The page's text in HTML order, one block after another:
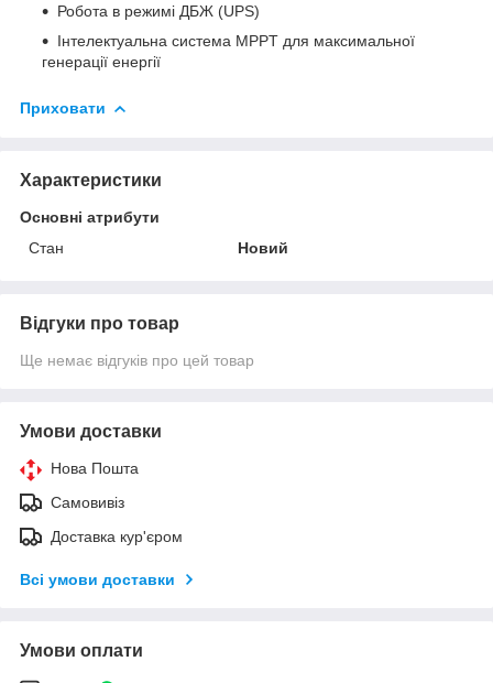
Робота в режимі ДБЖ (UPS)
Інтелектуальна система MPPT для максимальної
генерації енергії
Приховати
Характеристики
Основні атрибути
Стан
Новий
Відгуки про товар
Ще немає відгуків про цей товар
Умови доставки
Нова Пошта
Самовивіз
Доставка кур'єром
Всі умови доставки
Умови оплати